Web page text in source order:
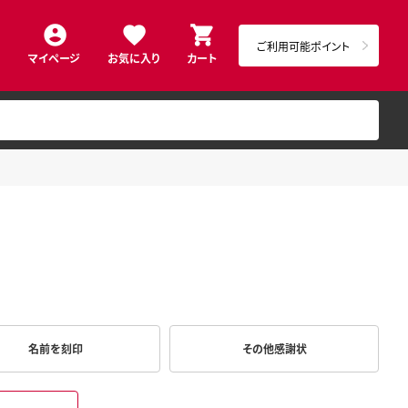
マイページ お気に入り カート
ご利用可能ポイント
名前を刻印 その他感謝状